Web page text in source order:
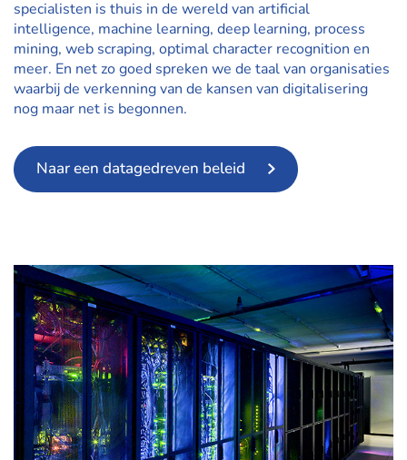
specialisten is thuis in de wereld van artificial
intelligence, machine learning, deep learning, process
mining, web scraping, optimal character recognition en
meer. En net zo goed spreken we de taal van organisaties
waarbij de verkenning van de kansen van digitalisering
nog maar net is begonnen.
Naar een datagedreven beleid